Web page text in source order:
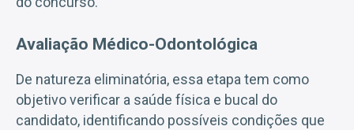
Avaliação Médico-Odontológica
De natureza eliminatória, essa etapa tem como
objetivo verificar a saúde física e bucal do
candidato, identificando possíveis condições que